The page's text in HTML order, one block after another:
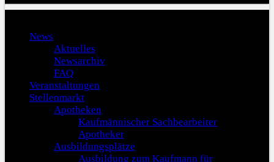
News
Aktuelles
Newsarchiv
FAQ
Veranstaltungen
Stellenmarkt
Apotheken
Kaufmännischer Sachbearbeiter
Apotheker
Ausbildungsplätze
Ausbildung zum Kaufmann für